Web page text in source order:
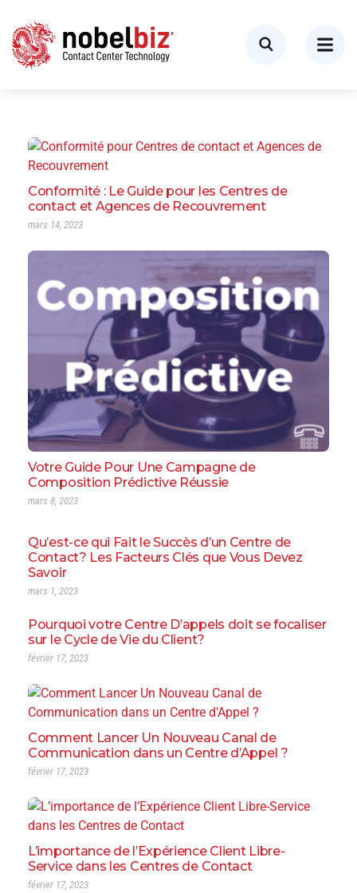
Conformité : Le Guide pour les Centres de
contact et Agences de Recouvrement
mars 14, 2023
Votre Guide Pour Une Campagne de
Composition Prédictive Réussie
mars 8, 2023
Qu’est-ce qui Fait le Succès d’un Centre de
Contact? Les Facteurs Clés que Vous Devez
Savoir
mars 1, 2023
Pourquoi votre Centre D’appels doit se focaliser
sur le Cycle de Vie du Client?
février 17, 2023
Comment Lancer Un Nouveau Canal de
Communication dans un Centre d’Appel ?
février 17, 2023
L’importance de l’Expérience Client Libre-
Service dans les Centres de Contact
février 17, 2023